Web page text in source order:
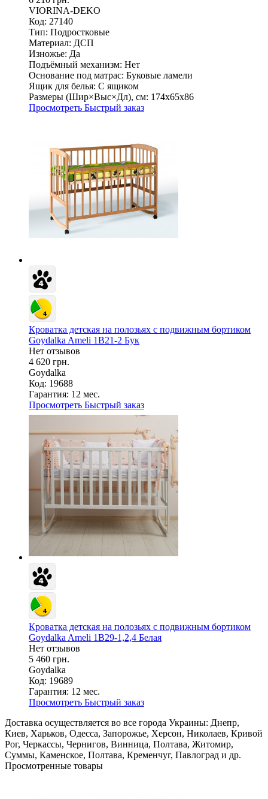
VIORINA-DEKO
Код: 27140
Тип: Подростковые
Материал: ДСП
Изножье: Да
Подъёмный механизм: Нет
Основание под матрас: Буковые ламели
Ящик для белья: С ящиком
Размеры (Шир×Выс×Дл), см: 174х65х86
Просмотреть Быстрый заказ
Кроватка детская на полозьях с подвижным бортиком
Goydalka Ameli 1B21-2 Бук
Нет отзывов
4 620 грн.
Goydalka
Код: 19688
Гарантия: 12 мес.
Просмотреть Быстрый заказ
Кроватка детская на полозьях с подвижным бортиком
Goydalka Ameli 1В29-1,2,4 Белая
Нет отзывов
5 460 грн.
Goydalka
Код: 19689
Гарантия: 12 мес.
Просмотреть Быстрый заказ
Доставка осуществляется во все города Украины: Днепр,
Киев, Харьков, Одесса, Запорожье, Херсон, Николаев, Кривой
Рог, Черкассы, Чернигов, Винница, Полтава, Житомир,
Суммы, Каменское, Полтава, Кременчуг, Павлоград и др.
Просмотренные товары